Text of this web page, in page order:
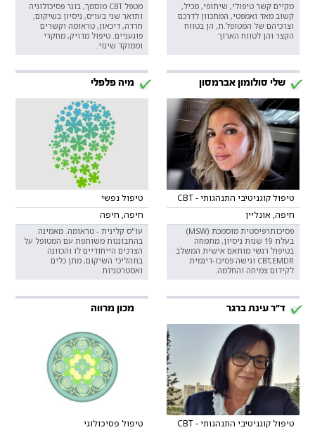
מקיים קשר טיפולי, שיתופי, מכיל,
קשוב מאד ואמפטי, המתכוון לדרכם
וצרכיהם של המטופל.ת, הן בטווח
הקצר והן לטווח הארוך
מטפל CBT מוסמך, בוגר פסיכולוגיה
ותואר שני בעו״ס, ניסיון בשיקום,
חרדה, דיכאון, טראומה וקשרים
פוגעניים. טיפול מדויק, מחקרי
וממוקד שינוי.
שלי סולומון אברמסון
טיפול קוגניטיבי התנהגותי - CBT
חיפה, אונליין
פסיכותרפיסטית מוסמכת (MSW)
בעלת 19 שנות ניסיון, מתמחה
בטיפול רגשי מותאם אישית המשלב
CBT,EMDR וגישה פסיכו-דינמית
לקידום צמיחה והחלמה.
מיה פלפלי
טיפול נפשי
חיפה, חיפה
עו"ס קלינית - טראומה. מאמינה
בהתבוננות משותפת עם המטופל על
הצרכים הייחודיים לו והכוונה
בתהליכי השיקום, מתן כלים
ואסטרטגיות.
ד"ר עינת ברגר
טיפול קוגניטיבי התנהגותי - CBT
מכון מרווה
טיפול פסיכולוגי